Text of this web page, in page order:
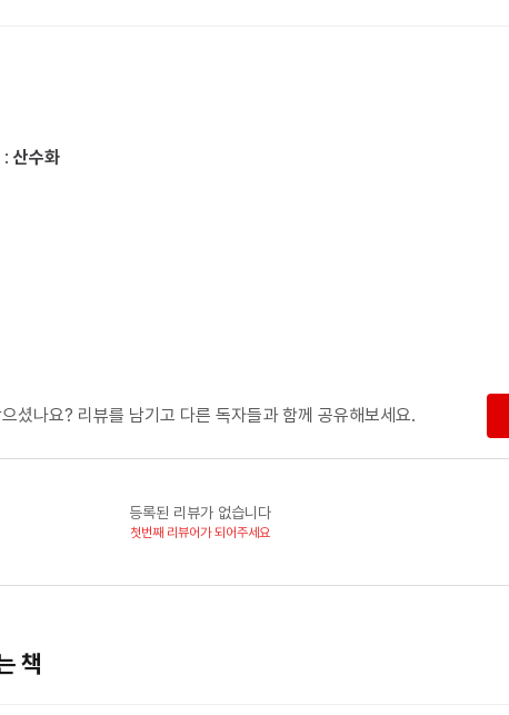
: 산수화
셨나요? 리뷰를 남기고 다른 독자들과 함께 공유해보세요.
등록된 리뷰가 없습니다
첫번째 리뷰어가 되어주세요
책